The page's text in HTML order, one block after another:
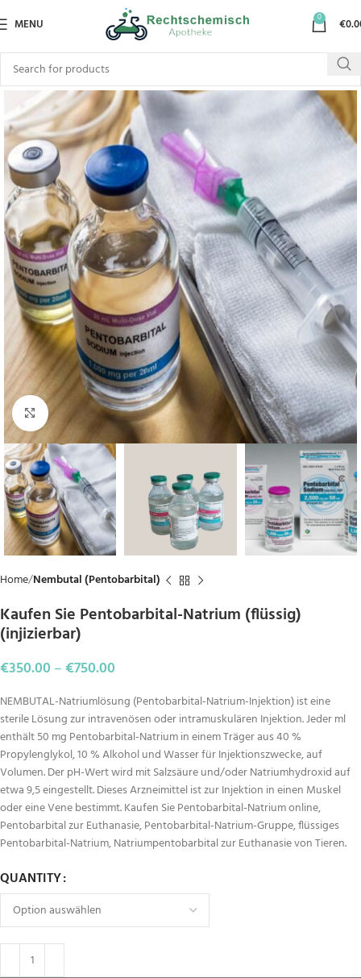
MENU 0 €
Click to enlarge
Home Nembutal (Pentobarbital)
Kaufen Sie Pentobarbital-Natrium (flüssig)
(injizierbar)
€350.00 –€750.00
NEMBUTAL-Natriumlösung (Pentobarbital-Natrium-Injektion) ist eine
sterile Lösung zur intravenösen oder intramuskulären Injektion. Jeder ml
enthält 50 mg Pentobarbital-Natrium in einem Träger aus 40 %
Propylenglykol, 10 % Alkohol und Wasser für Injektionszwecke, auf
Volumen. Der pH-Wert wird mit Salzsäure und/oder Natriumhydroxid auf
etwa 9,5 eingestellt. Dieses Arzneimittel ist zur Injektion in einen Muskel
oder eine Vene bestimmt. Kaufen Sie Pentobarbital-Natrium online,
Pentobarbital zur Euthanasie, Pentobarbital-Natrium-Gruppe, flüssiges
Pentobarbital-Natrium, Natriumpentobarbital zur Euthanasie von Tieren.
QUANTITY